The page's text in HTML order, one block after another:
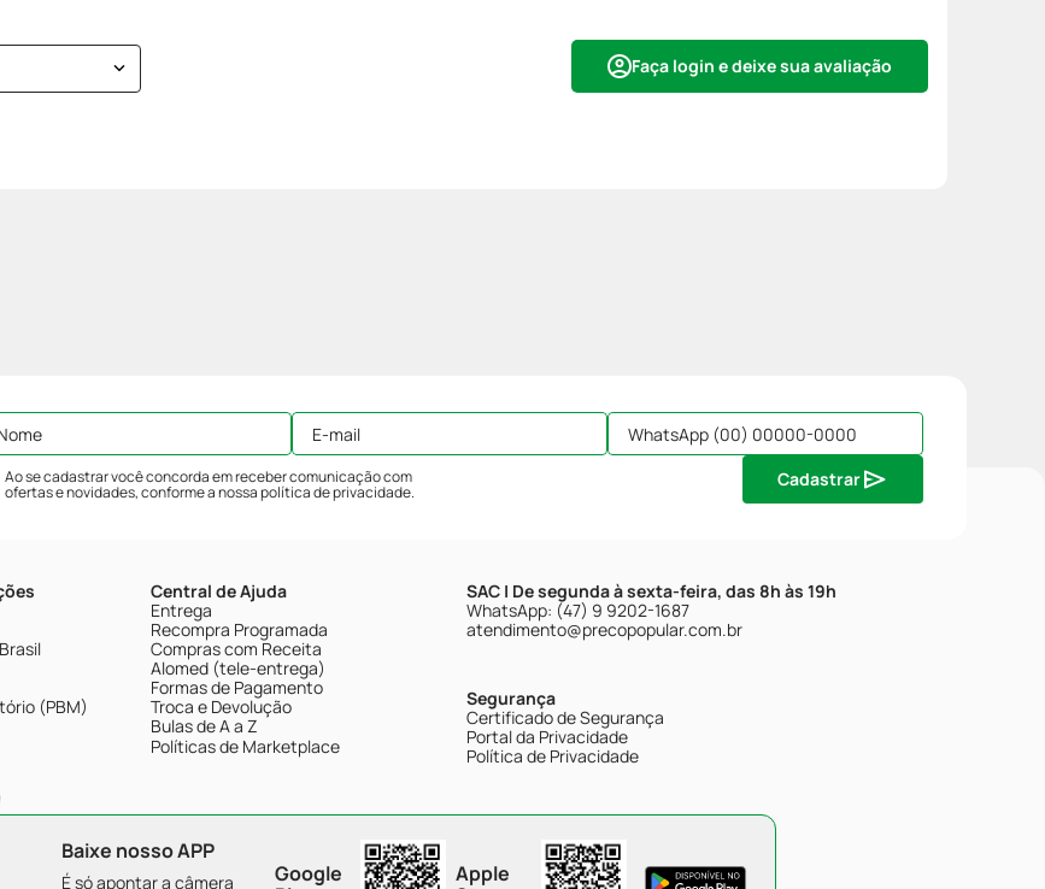
Faça login e deixe sua avaliação
Ao se cadastrar você concorda em receber comunicação com
ofertas e novidades, conforme a nossapolítica de privacidade.
Cadastrar
(PBM)
Central de Ajuda
Entrega
Recompra Programada
Compras com Receita
Alomed (tele-entrega)
Formas de Pagamento
Troca e Devolução
Bulas de A a Z
Políticas de Marketplace
SAC | De segunda à sexta-feira, das 8h às 19h
WhatsApp: (47) 9 9202-1687
atendimento@precopopular.com.br
Segurança
Certificado de Segurança
Portal da Privacidade
Política de Privacidade
Baixe nosso APP
É só apontar a câmera
Google
Apple